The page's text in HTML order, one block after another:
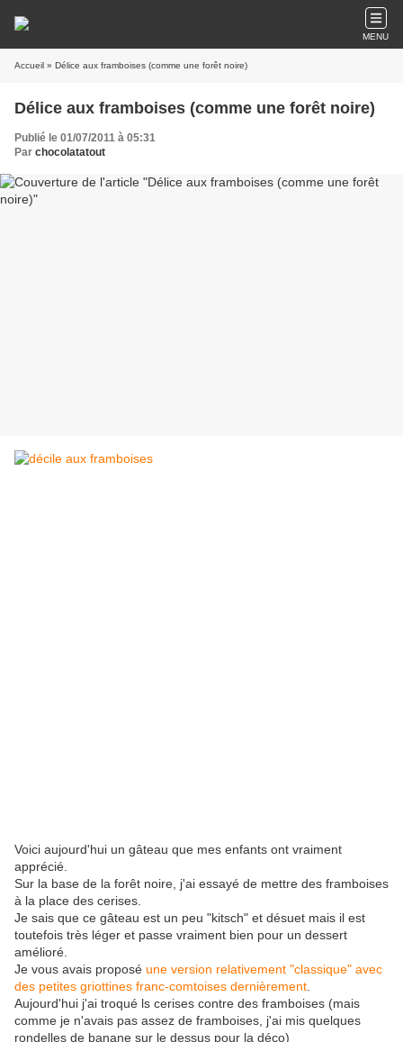
MENU
Accueil » Délice aux framboises (comme une forêt noire)
Délice aux framboises (comme une forêt noire)
Publié le 01/07/2011 à 05:31
Par chocolatatout
Voici aujourd'hui un gâteau que mes enfants ont vraiment
apprécié.
Sur la base de la forêt noire, j'ai essayé de mettre des framboises
à la place des cerises.
Je sais que ce gâteau est un peu "kitsch" et désuet mais il est
toutefois très léger et passe vraiment bien pour un dessert
amélioré.
Je vous avais proposé une version relativement "classique" avec
des petites griottines franc-comtoises dernièrement
Aujourd'hui j'ai troqué ls cerises contre des framboises (mais
comme je n'avais pas assez de framboises, j'ai mis quelques
rondelles de banane sur le dessus pour la déco)